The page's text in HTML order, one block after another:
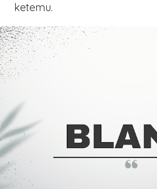
ketemu.